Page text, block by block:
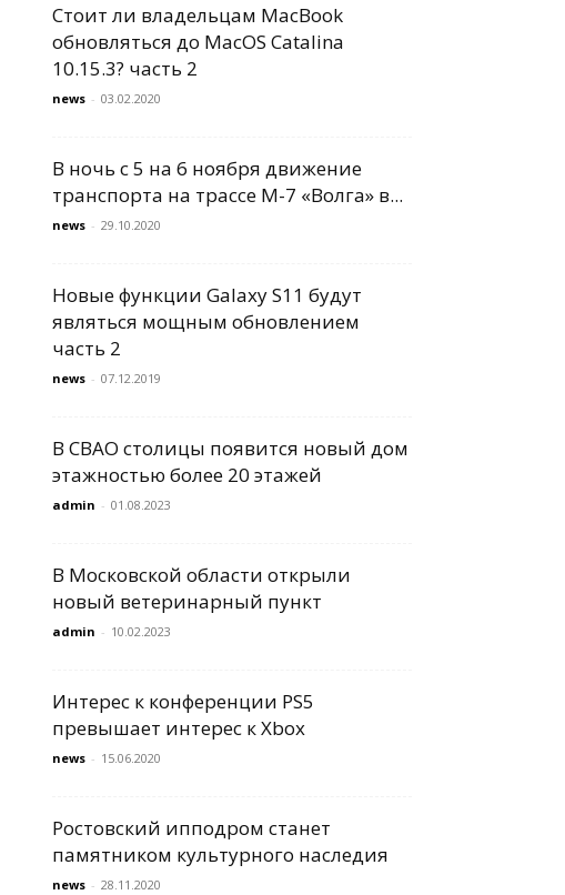
Стоит ли владельцам MacBook
обновляться до MacOS Catalina
10.15.3? часть 2
news - 03.02.2020
В ночь с 5 на 6 ноября движение
транспорта на трассе М-7 «Волга» в...
news - 29.10.2020
Новые функции Galaxy S11 будут
являться мощным обновлением
часть 2
news - 07.12.2019
В СВАО столицы появится новый дом
этажностью более 20 этажей
admin - 01.08.2023
В Московской области открыли
новый ветеринарный пункт
admin - 10.02.2023
Интерес к конференции PS5
превышает интерес к Xbox
news - 15.06.2020
Ростовский ипподром станет
памятником культурного наследия
news - 28.11.2020